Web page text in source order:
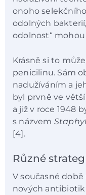
onoho
odolných
odolnost“
Krásně si to
penicilinu. Sám
nadužíváním a
byl prvně ve
a již v roce 1948
s názvem
[4].
Různé
V současné
nových antibiotik